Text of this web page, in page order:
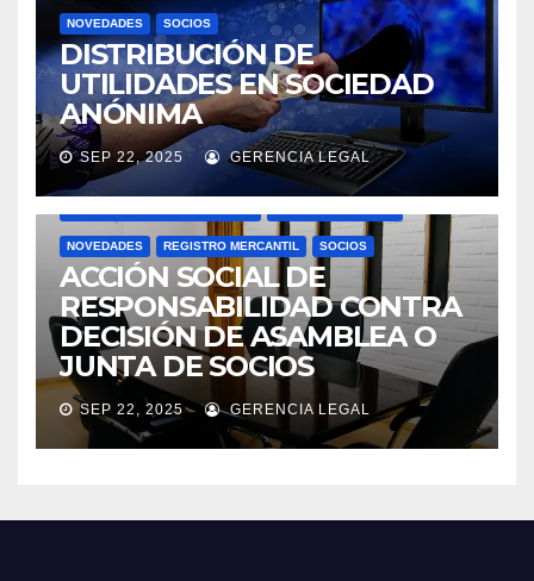
NOVEDADES SOCIOS
DISTRIBUCIÓN DE
UTILIDADES EN SOCIEDAD
ANÓNIMA
SEP 22, 2025 GERENCIA LEGAL
ACTAS ASAMBLEAS ACCIONISTAS
NOVEDADES REGISTRO MERCANTIL SOCIOS
ACCIÓN SOCIAL DE
RESPONSABILIDAD CONTRA
DECISIÓN DE ASAMBLEA O
JUNTA DE SOCIOS
SEP 22, 2025 GERENCIA LEGAL